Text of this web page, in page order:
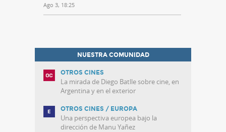
Ago 3, 18:25
NUESTRA COMUNIDAD
OTROS CINES
La mirada de Diego Batlle sobre cine, en
Argentina y en el exterior
OTROS CINES / EUROPA
Una perspectiva europea bajo la
dirección de Manu Yañez